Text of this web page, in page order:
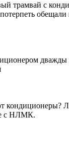
трамвай с
дважды
кондиционеры?
с НЛМК.